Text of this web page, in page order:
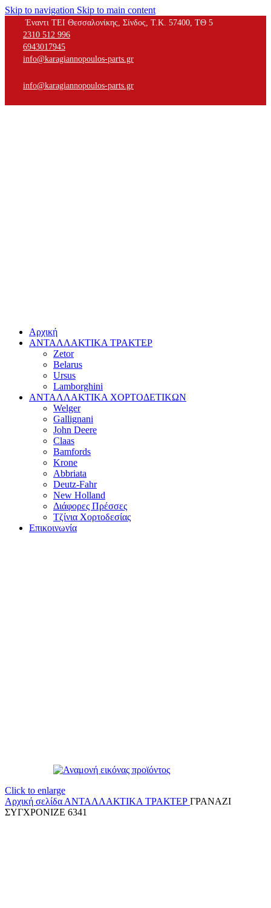
Skip to navigation Skip to main content
Έναντι ΤΕΙ Θεσσαλονίκης, Σίνδος, Τ.Κ. 57400, ΤΘ 5
2310 512 996
6943017945
info@karagiannopoulos-parts.gr
info@karagiannopoulos-parts.gr
Αρχική
ΑΝΤΑΛΛΑΚΤΙΚΑ ΤΡΑΚΤΕΡ
Zetor
Belarus
Ursus
Lamborghini
ΑΝΤΑΛΛΑΚΤΙΚΑ ΧΟΡΤΟΔΕΤΙΚΩΝ
Welger
Gallignani
John Deere
Claas
Bamfords
Krone
Abbriata
Deutz-Fahr
New Holland
Διάφορες Πρέσσες
Τζίνια Χορτοδεσίας
Επικοινωνία
Click to enlarge
Αρχική σελίδα ΑΝΤΑΛΛΑΚΤΙΚΑ ΤΡΑΚΤΕΡ ΓΡΑΝΑΖΙ
ΣΥΓΧΡΟΝΙΖΕ 6341